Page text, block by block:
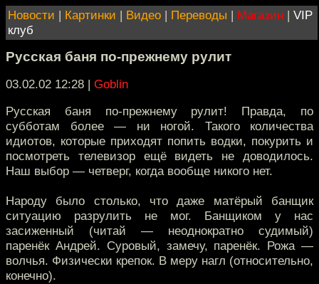
Новости | Картинки | Видео | Переводы | Магазин | VIP
клуб
Русская баня по-прежнему рулит
03.02.02 12:28 | Goblin
Русская баня по-прежнему рулит! Правда, по
субботам более — ни ногой. Такого количества
идиотов, которые приходят попить водки, покурить и
посмотреть телевизор ещё видеть не доводилось.
Наш выбор — четверг, когда вообще никого нет.
Народу было столько, что даже матёрый банщик
ситуацию разрулить не мог. Банщиком у нас
засиженный (читай — неоднократно судимый)
паренёк Андрей. Суровый, замечу, паренёк. Рожа —
волчья. Физически крепок. В меру нагл (относительно,
конечно).